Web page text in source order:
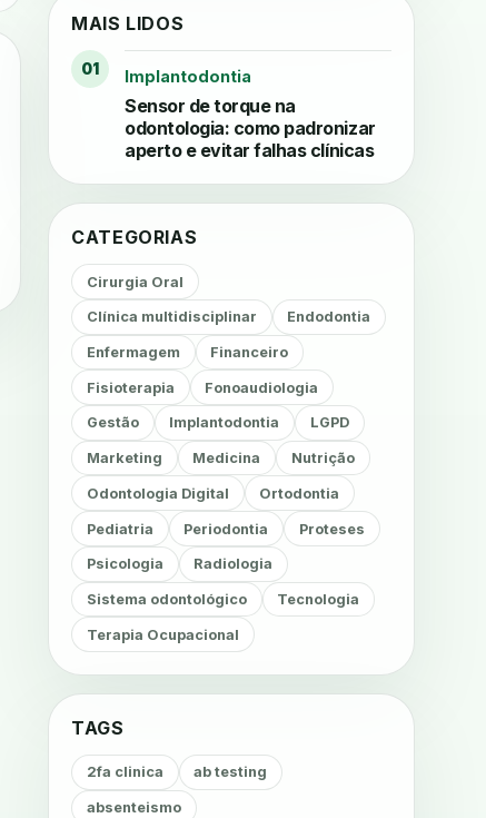
MAIS LIDOS
01 Implantodontia
Sensor de torque na
odontologia: como padronizar
aperto e evitar falhas clínicas
CATEGORIAS
Cirurgia Oral
Clínica multidisciplinar Endodontia
Enfermagem Financeiro
Fisioterapia Fonoaudiologia
Gestão Implantodontia LGPD
Marketing Medicina Nutrição
Odontologia Digital Ortodontia
Pediatria Periodontia Proteses
Psicologia Radiologia
Sistema odontológico Tecnologia
Terapia Ocupacional
TAGS
2fa clinica ab testing
absenteismo